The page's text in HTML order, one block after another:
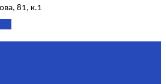
81, к.1